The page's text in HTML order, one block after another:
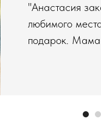
"Анастасия
любимого
подарок. Мама